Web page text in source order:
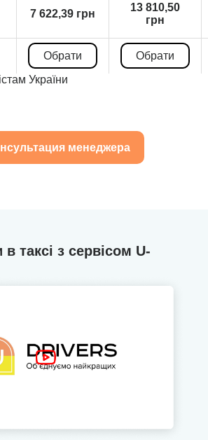
7 622,39 грн
13 810,50
грн
Обрати
Обрати
України
менеджера
таксі з сервісом U-